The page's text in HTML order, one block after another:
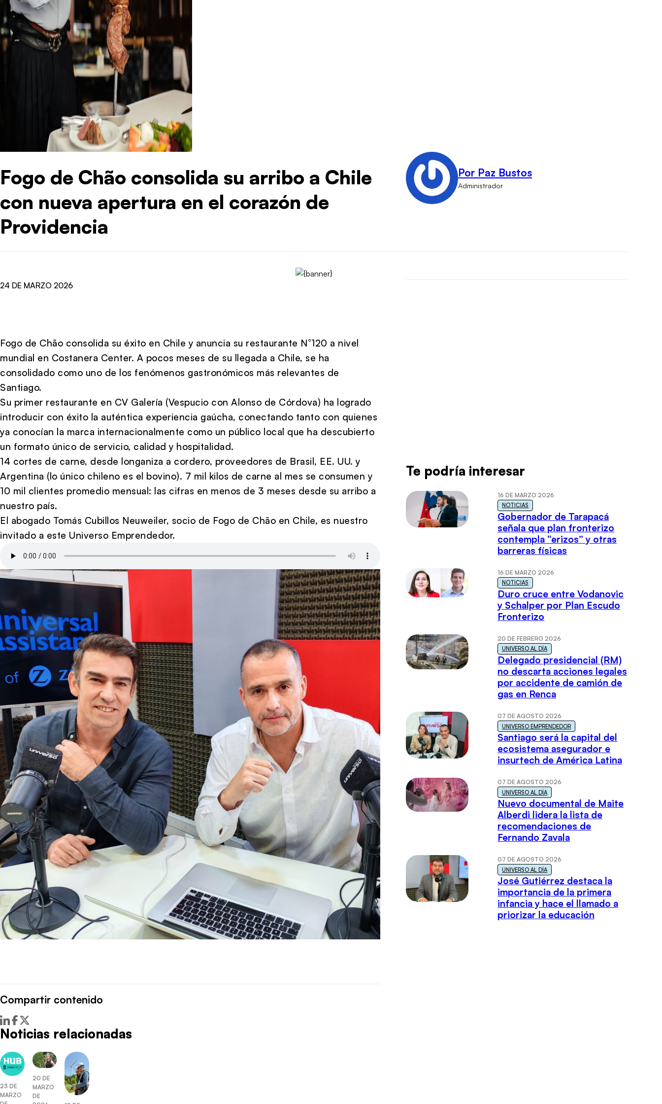
Fogo de Chão consolida su arribo a Chile
con nueva apertura en el corazón de
Providencia
Por Paz Bustos
Administrador
24 DE MARZO 2026
Fogo de Chão consolida su éxito en Chile y anuncia su restaurante N°120 a nivel
mundial en Costanera Center. A pocos meses de su llegada a Chile, se ha
consolidado como uno de los fenómenos gastronómicos más relevantes de
Santiago.
Su primer restaurante en CV Galería (Vespucio con Alonso de Córdova) ha logrado
introducir con éxito la auténtica experiencia gaúcha, conectando tanto con quienes
ya conocían la marca internacionalmente como un público local que ha descubierto
un formato único de servicio, calidad y hospitalidad.
14 cortes de carne, desde longaniza a cordero, proveedores de Brasil, EE. UU. y
Argentina (lo único chileno es el bovino). 7 mil kilos de carne al mes se consumen y
10 mil clientes promedio mensual: las cifras en menos de 3 meses desde su arribo a
nuestro país.
El abogado Tomás Cubillos Neuweiler, socio de Fogo de Chão en Chile, es nuestro
invitado a este Universo Emprendedor.
Compartir contenido
Noticias relacionadas
23 DE
MARZO
20 DE
MARZO
DE
Te podría interesar
16 DE MARZO 2026
NOTICIAS
Gobernador de Tarapacá
señala que plan fronterizo
contempla “erizos” y otras
barreras físicas
16 DE MARZO 2026
NOTICIAS
Duro cruce entre Vodanovic
y Schalper por Plan Escudo
Fronterizo
20 DE FEBRERO 2026
UNIVERSO AL DÍA
Delegado presidencial (RM)
no descarta acciones legales
por accidente de camión de
gas en Renca
07 DE AGOSTO 2026
UNIVERSO EMPRENDEDOR
Santiago será la capital del
ecosistema asegurador e
insurtech de América Latina
07 DE AGOSTO 2026
UNIVERSO AL DÍA
Nuevo documental de Maite
Alberdi lidera la lista de
recomendaciones de
Fernando Zavala
07 DE AGOSTO 2026
UNIVERSO AL DÍA
José Gutiérrez destaca la
importancia de la primera
infancia y hace el llamado a
priorizar la educación